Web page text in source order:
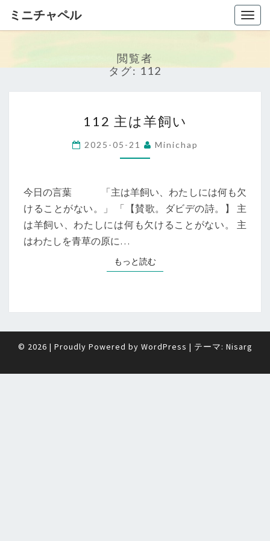
ミニチャペル
閲覧者
タグ:112
1
2
主
羊
飼
い
112 主は羊飼い
2025-05-21 Minichap
今日の言葉 「主は羊飼い、わたしには何も欠
けることがない。」 「【賛歌。ダビデの詩。】 主
は羊飼い、わたしには何も欠けることがない。 主
はわたしを青草の原に…
もっと読む
© 2026 | Proudly Powered by WordPress | テーマ: Nisarg